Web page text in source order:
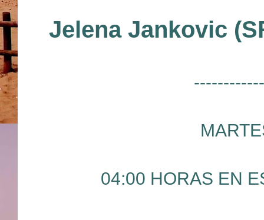
Jelena Jankovic
04:00 HORAS EN